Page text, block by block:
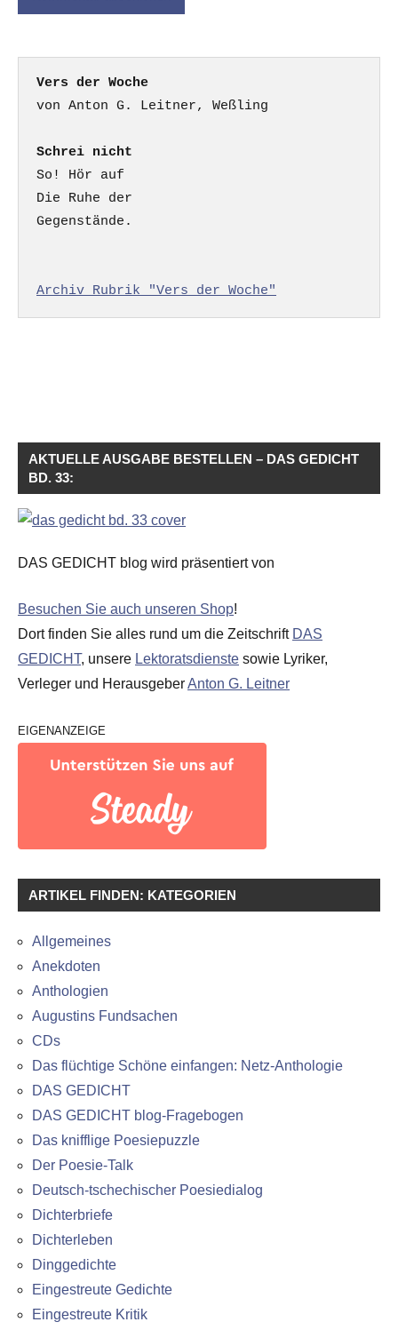
Vers der Woche
Schrei nicht
So! Hör auf
Die Ruhe der
Gegenstände.
Archiv Rubrik "Vers der Woche"
AKTUELLE AUSGABE BESTELLEN – DAS GEDICHT
BD. 33:
DAS GEDICHT blog wird präsentiert von
Besuchen Sie auch unseren Shop!
Dort finden Sie alles rund um die Zeitschrift DAS
GEDICHT, unsere Lektoratsdienste sowie Lyriker,
Verleger und HerausgeberAnton G. Leitner
EIGENANZEIGE
ARTIKEL FINDEN: KATEGORIEN
Allgemeines
Anekdoten
Anthologien
Augustins Fundsachen
CDs
Das flüchtige Schöne einfangen: Netz-Anthologie
DAS GEDICHT
DAS GEDICHT blog-Fragebogen
Das knifflige Poesiepuzzle
Der Poesie-Talk
Deutsch-tschechischer Poesiedialog
Dichterbriefe
Dichterleben
Dinggedichte
Eingestreute Gedichte
Eingestreute Kritik